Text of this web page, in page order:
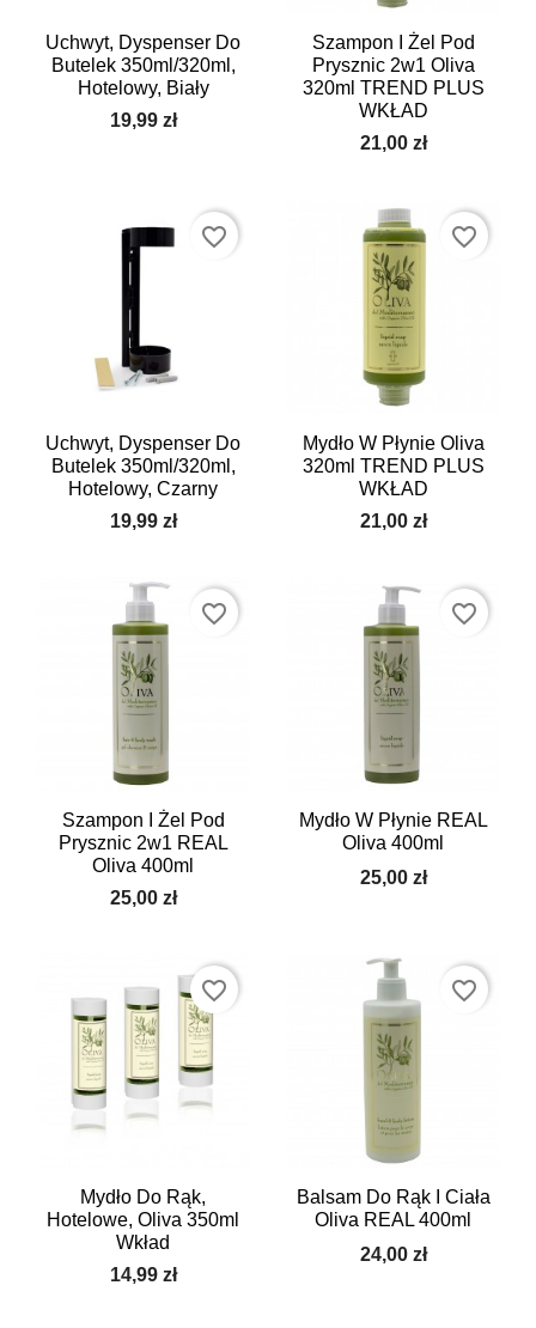
Uchwyt, Dyspenser Do
Butelek 350ml/320ml,
Hotelowy, Biały
19,99 zł
Szampon I Żel Pod
Prysznic 2w1 Oliva
320ml TREND PLUS
WKŁAD
21,00 zł
Uchwyt, Dyspenser Do
Butelek 350ml/320ml,
Hotelowy, Czarny
19,99 zł
favorite_border
Mydło W Płynie Oliva
320ml TREND PLUS
WKŁAD
21,00 zł
favorite_border
Szampon I Żel Pod
Prysznic 2w1 REAL
Oliva 400ml
25,00 zł
favorite_border
Mydło W Płynie REAL
Oliva 400ml
25,00 zł
favorite_border
Mydło Do Rąk,
Hotelowe, Oliva 350ml
Wkład
14,99 zł
favorite_border
Balsam Do Rąk I Ciała
Oliva REAL 400ml
24,00 zł
favorite_border